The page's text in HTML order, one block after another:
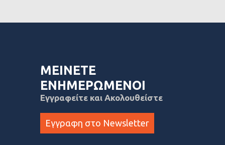
ΜΕΙΝΕΤΕ
ΕΝΗΜΕΡΩΜΕΝΟΙ
Εγγραφείτε και Ακολουθείστε
Εγγραφη στο Newsletter